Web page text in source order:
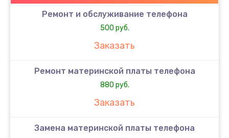
Ремонт и обслуживание телефона
500 руб.
Заказать
Ремонт материнской платы телефона
880 руб.
Заказать
Замена материнской платы телефона